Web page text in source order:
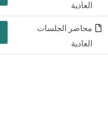
العادية
محاضر الجلسات
العادية